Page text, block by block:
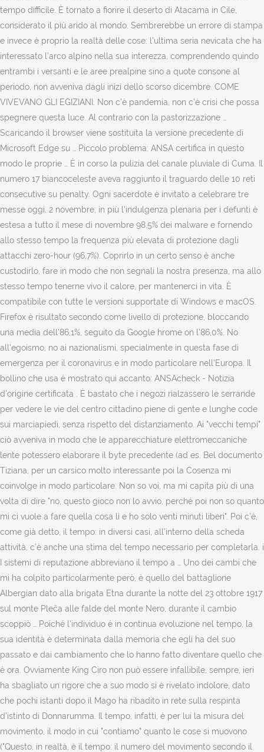
tempo difficile. È tornato a fiorire il deserto di Atacama in Cile,
considerato il più arido al mondo. Sembrerebbe un errore di stampa
e invece è proprio la realtà delle cose: l’ultima seria nevicata che ha
interessato l’arco alpino nella sua interezza, comprendendo quindo
entrambi i versanti e le aree prealpine sino a quote consone al
periodo, non avveniva dagli inizi dello scorso dicembre. COME
VIVEVANO GLI EGIZIANI. Non c’è pandemia, non c’è crisi che possa
spegnere questa luce. Al contrario con la pastorizzazione …
Scaricando il browser viene sostituita la versione precedente di
Microsoft Edge su … Piccolo problema: ANSA certifica in questo
modo le proprie … È in corso la pulizia del canale pluviale di Cuma. Il
numero 17 biancoceleste aveva raggiunto il traguardo delle 10 reti
consecutive su penalty. Ogni sacerdote è invitato a celebrare tre
messe oggi, 2 novembre; in più l'indulgenza plenaria per i defunti è
estesa a tutto il mese di novembre 98,5% dei malware e fornendo
allo stesso tempo la frequenza più elevata di protezione dagli
attacchi zero-hour (96,7%). Coprirlo in un certo senso è anche
custodirlo, fare in modo che non segnali la nostra presenza, ma allo
stesso tempo tenerne vivo il calore, per mantenerci in vita. È
compatibile con tutte le versioni supportate di Windows e macOS.
Firefox è risultato secondo come livello di protezione, bloccando
una media dell’86,1%, seguito da Google hrome on l’86,0%. No
all'egoismo, no ai nazionalismi, specialmente in questa fase di
emergenza per il coronavirus e in modo particolare nell'Europa. Il
bollino che usa è mostrato qui accanto: ANSAcheck - Notizia
d'origine certificata . È bastato che i negozi rialzassero le serrande
per vedere le vie del centro cittadino piene di gente e lunghe code
sui marciapiedi, senza rispetto del distanziamento. Ai "vecchi tempi"
ciò avveniva in modo che le apparecchiature elettromeccaniche
lente potessero elaborare il byte precedente (ad es. Bel documento
Tiziana, per un carsico molto interessante poi la Cosenza mi
coinvolge in modo particolare. Non so voi, ma mi capita più di una
volta di dire "no, questo gioco non lo avvio, perché poi non so quanto
mi ci vuole a fare quella cosa lì e ho solo venti minuti liberi". Poi c’è,
come già detto, il tempo: in diversi casi, all’interno della scheda
attività, c’è anche una stima del tempo necessario per completarla. i
I sistemi di reputazione abbreviano il tempo a … Uno dei cambi che
mi ha colpito particolarmente però, è quello del battaglione
Albergian dato alla brigata Etna durante la notte del 23 ottobre 1917
sul monte Pleča alle falde del monte Nero, durante il cambio
scoppiò … Poiché l’individuo è in continua evoluzione nel tempo, la
sua identità è determinata dalla memoria che egli ha del suo
passato e dai cambiamento che lo hanno fatto diventare quello che
è ora. Ovviamente King Ciro non può essere infallibile, sempre, ieri
ha sbagliato un rigore che a suo modo si è rivelato indolore, dato
che pochi istanti dopo il Mago ha ribadito in rete sulla respinta
d’istinto di Donnarumma. Il tempo, infatti, è per lui la misura del
movimento, il modo in cui "contiamo" quanto le cose si muovono
("Questo, in realtà, è il tempo: il numero del movimento secondo il